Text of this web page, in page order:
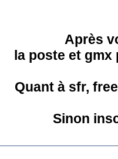
Après
la poste et gmx
Quant à sfr,
Sinon